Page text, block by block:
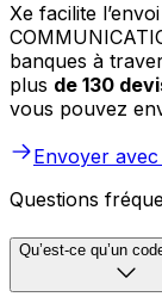
Xe facilite
banques à
plus de 130
vous pouvez
Envoyer
Questions
Qu’est-ce qu’un